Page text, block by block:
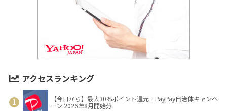
アクセスランキング
【今日から】最大30％ポイント還元！PayPay自治体キャンペ
ーン 2026年8月開始分